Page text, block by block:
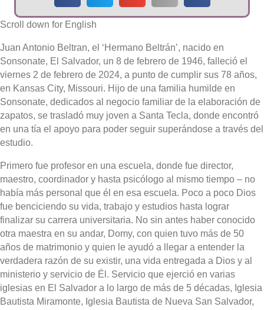
Scroll down for English
Juan Antonio Beltran, el ‘Hermano Beltrán’, nacido en
Sonsonate, El Salvador, un 8 de febrero de 1946, falleció el
viernes 2 de febrero de 2024, a punto de cumplir sus 78 años,
en Kansas City, Missouri. Hijo de una familia humilde en
Sonsonate, dedicados al negocio familiar de la elaboración de
zapatos, se trasladó muy joven a Santa Tecla, donde encontró
en una tía el apoyo para poder seguir superándose a través del
estudio.
Primero fue profesor en una escuela, donde fue director,
maestro, coordinador y hasta psicólogo al mismo tiempo – no
había más personal que él en esa escuela. Poco a poco Dios
fue benciciendo su vida, trabajo y estudios hasta lograr
finalizar su carrera universitaria. No sin antes haber conocido
otra maestra en su andar, Domy, con quien tuvo más de 50
años de matrimonio y quien le ayudó a llegar a entender la
verdadera razón de su existir, una vida entregada a Dios y al
ministerio y servicio de Él. Servicio que ejerció en varias
iglesias en El Salvador a lo largo de más de 5 décadas, Iglesia
Bautista Miramonte, Iglesia Bautista de Nueva San Salvador,